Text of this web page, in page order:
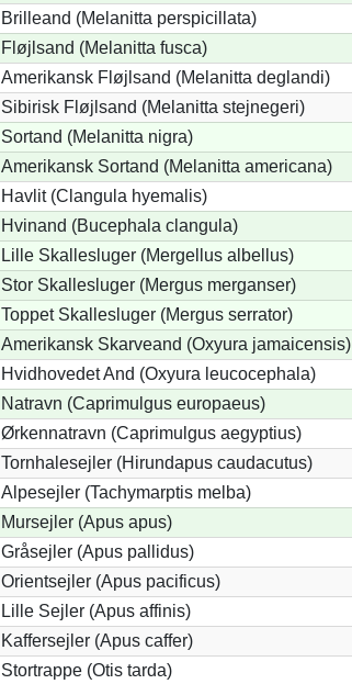
Brilleand (Melanitta perspicillata)
Fløjlsand (Melanitta fusca)
Amerikansk Fløjlsand (Melanitta deglandi)
Sibirisk Fløjlsand (Melanitta stejnegeri)
Sortand (Melanitta nigra)
Amerikansk Sortand (Melanitta americana)
Havlit (Clangula hyemalis)
Hvinand (Bucephala clangula)
Lille Skallesluger (Mergellus albellus)
Stor Skallesluger (Mergus merganser)
Toppet Skallesluger (Mergus serrator)
Amerikansk Skarveand (Oxyura jamaicensis)
Hvidhovedet And (Oxyura leucocephala)
Natravn (Caprimulgus europaeus)
Ørkennatravn (Caprimulgus aegyptius)
Tornhalesejler (Hirundapus caudacutus)
Alpesejler (Tachymarptis melba)
Mursejler (Apus apus)
Gråsejler (Apus pallidus)
Orientsejler (Apus pacificus)
Lille Sejler (Apus affinis)
Kaffersejler (Apus caffer)
Stortrappe (Otis tarda)